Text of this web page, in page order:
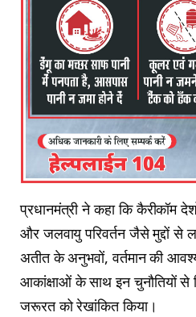
प्रधानमंत्री ने कहा कि कैरीकॉम
और जलवायु परिवर्तन जैसे मुद्दों से
अतीत के अनुभवों, वर्तमान की
आकांक्षाओं के साथ इन चुनौतियों से
जरूरत को रेखांकित किया।